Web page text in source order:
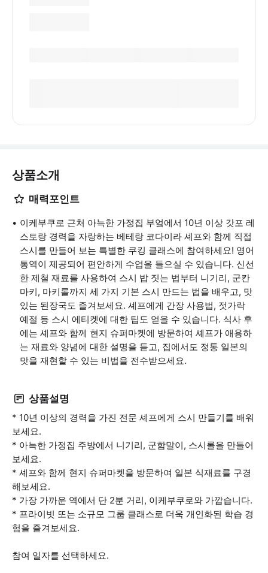
상품소개
매력포인트
이케부쿠로 근처 아늑한 가정집 부엌에서 10년 이상 갓포 레
스토랑 경력을 자랑하는 베테랑 코다이라 셰프와 함께 직접
스시를 만들어 보는 특별한 쿠킹 클래스에 참여하세요! 영어
통역이 제공되어 편안하게 수업을 들으실 수 있습니다. 신선
한 제철 재료를 사용하여 스시 밥 짓는 법부터 니기리, 군칸
마키, 마키롤까지 세 가지 기본 스시 만드는 법을 배우고, 맛
있는 된장국도 즐겨보세요. 셰프에게 간장 사용법, 젓가락
예절 등 스시 에티켓에 대한 팁도 얻을 수 있습니다. 식사 후
에는 셰프와 함께 현지 슈퍼마켓에 방문하여 셰프가 애용하
는 재료와 양념에 대한 설명을 듣고, 집에서도 정통 일본의
맛을 재현할 수 있는 비법을 전수받으세요.
상품설명
* 10년 이상의 경력을 가진 전문 셰프에게 스시 만들기를 배워
보세요.
* 아늑한 가정집 주방에서 니기리, 군함말이, 스시롤을 만들어
보세요.
* 셰프와 함께 현지 슈퍼마켓을 방문하여 일본 식재료를 구경
해보세요.
* 가장 가까운 역에서 단 2분 거리, 이케부쿠로와 가깝습니다.
* 프라이빗 또는 소규모 그룹 클래스로 더욱 개인화된 학습 경
험을 즐겨보세요.
참여 일자를 선택하세요.